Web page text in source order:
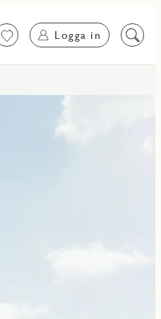
Favoriter Logga in
Sök
på